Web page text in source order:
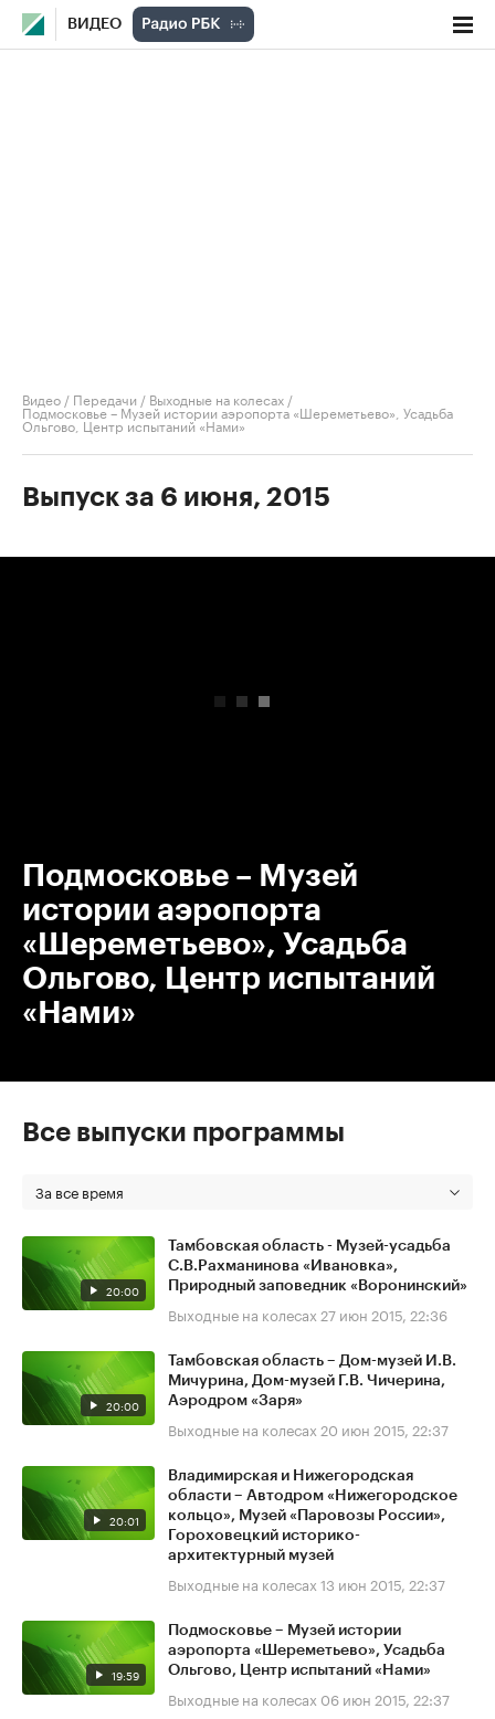
ВИДЕО
Видео / Передачи / Выходные на колесах /
Подмосковье – Музей истории аэропорта «Шереметьево», Усадьба
Ольгово, Центр испытаний «Нами»
Выпуск за 6 июня, 2015
Подмосковье – Музей
истории аэропорта
«Шереметьево», Усадьба
Ольгово, Центр испытаний
«Нами»
Все выпуски программы
За все время
20:00
Тамбовская область - Музей-усадьба
С.В.Рахманинова «Ивановка»,
Природный заповедник «Воронинский»
Выходные на колесах 27 июн 2015, 22:36
20:00
Тамбовская область – Дом-музей И.В.
Мичурина, Дом-музей Г.В. Чичерина,
Аэродром «Заря»
Выходные на колесах 20 июн 2015, 22:37
20:01
Владимирская и Нижегородская
области – Автодром «Нижегородское
кольцо», Музей «Паровозы России»,
Гороховецкий историко-
архитектурный музей
Выходные на колесах 13 июн 2015, 22:37
19:59
Подмосковье – Музей истории
аэропорта «Шереметьево», Усадьба
Ольгово, Центр испытаний «Нами»
Выходные на колесах 06 июн 2015, 22:37